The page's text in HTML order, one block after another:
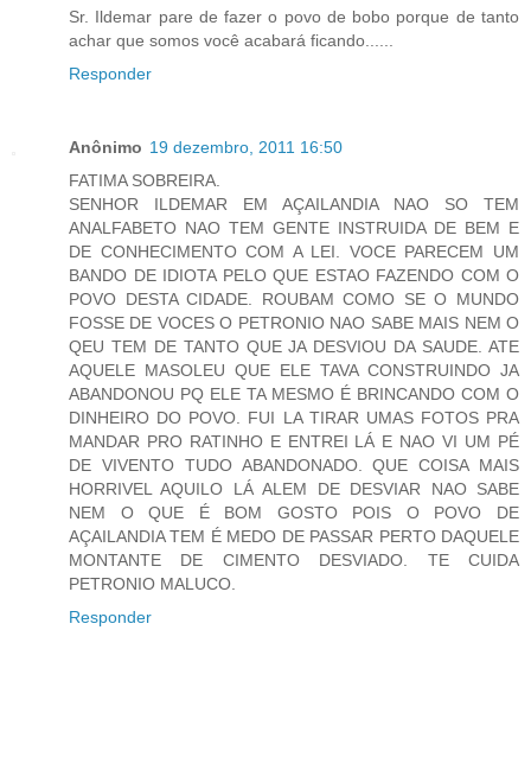
Sr. Ildemar pare de fazer o povo de bobo porque de tanto
achar que somos você acabará ficando......
Responder
Anônimo 19 dezembro, 2011 16:50
FATIMA SOBREIRA.
SENHOR ILDEMAR EM AÇAILANDIA NAO SO TEM
ANALFABETO NAO TEM GENTE INSTRUIDA DE BEM E
DE CONHECIMENTO COM A LEI. VOCE PARECEM UM
BANDO DE IDIOTA PELO QUE ESTAO FAZENDO COM O
POVO DESTA CIDADE. ROUBAM COMO SE O MUNDO
FOSSE DE VOCES O PETRONIO NAO SABE MAIS NEM O
QEU TEM DE TANTO QUE JA DESVIOU DA SAUDE. ATE
AQUELE MASOLEU QUE ELE TAVA CONSTRUINDO JA
ABANDONOU PQ ELE TA MESMO É BRINCANDO COM O
DINHEIRO DO POVO. FUI LA TIRAR UMAS FOTOS PRA
MANDAR PRO RATINHO E ENTREI LÁ E NAO VI UM PÉ
DE VIVENTO TUDO ABANDONADO. QUE COISA MAIS
HORRIVEL AQUILO LÁ ALEM DE DESVIAR NAO SABE
NEM O QUE É BOM GOSTO POIS O POVO DE
AÇAILANDIA TEM É MEDO DE PASSAR PERTO DAQUELE
MONTANTE DE CIMENTO DESVIADO. TE CUIDA
PETRONIO MALUCO.
Responder